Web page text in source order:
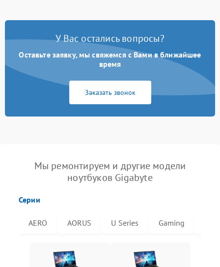
У Вас остались вопросы?
Оставьте заявку, мы свяжемся с Вами в ближайшее
время
Заказать звонок
Мы ремонтируем и другие модели
ноутбуков Gigabyte
Серии
AERO AORUS U Series Gaming